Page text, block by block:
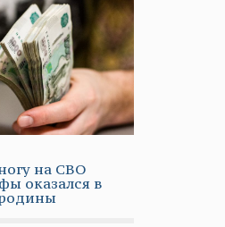
на СВО
оказался в